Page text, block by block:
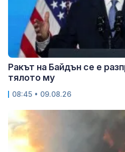
Ракът на Байдън се е
тялото му
08:45 • 09.08.26